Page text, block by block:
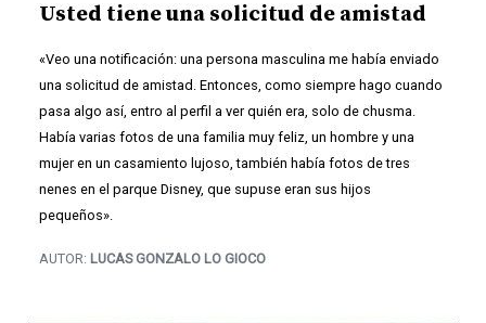
Usted tiene una solicitud de amistad
«Veo una notificación: una persona masculina me había enviado
una solicitud de amistad. Entonces, como siempre hago cuando
pasa algo así, entro al perfil a ver quién era, solo de chusma.
Había varias fotos de una familia muy feliz, un hombre y una
mujer en un casamiento lujoso, también había fotos de tres
nenes en el parque Disney, que supuse eran sus hijos
pequeños».
AUTOR: LUCAS GONZALO LO GIOCO